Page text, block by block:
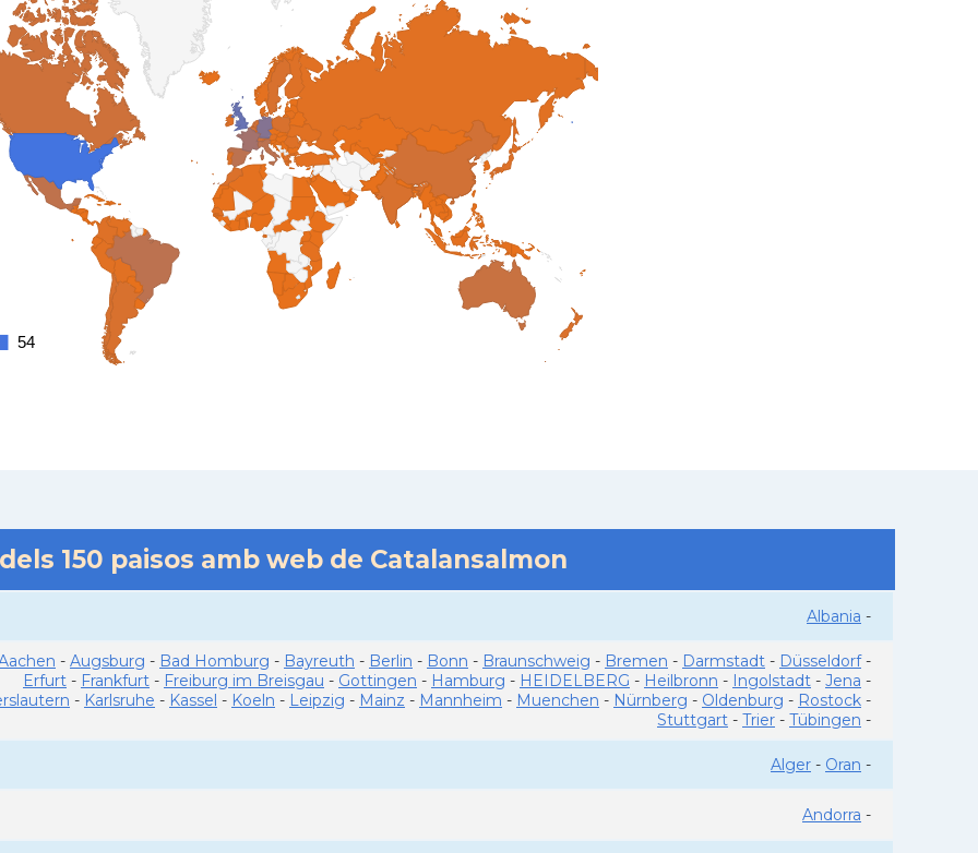
54
54
150 paisos amb web de Catalansalmon
Albania -
- Augsburg - Bad Homburg - Bayreuth - Berlin - Bonn - Braunschweig - Bremen - Darmstadt - Düsseldorf-
Erfurt - Frankfurt - Freiburg im Breisgau - Gottingen - Hamburg - HEIDELBERG - Heilbronn - Ingolstadt - Jena -
- Karlsruhe - Kassel - Koeln - Leipzig - Mainz - Mannheim - Muenchen - Nürnberg - Oldenburg - Rostock -
Stuttgart - Trier - Tübingen -
Alger - Oran -
Andorra -